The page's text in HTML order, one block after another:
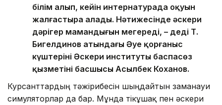
білім алып, кейін интернатурада оқуын
жалғастыра алады. Нәтижесінде әскери
дәрігер мамандығын меңгереді, – деді Т.
Бигелдинов атындағы Әуе қорғаныс
күштерінің Әскери институты баспасөз
қызметінің басшысы Асылбек Коханов.
Курсанттардың тәжірибесін шыңдайтын заманауи
симуляторлар да бар. Мұнда тікұшақ пен әскери